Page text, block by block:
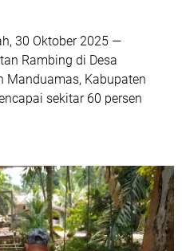
30 Oktober 2025 —
Rambing di Desa
Manduamas, Kabupaten
sekitar 60 persen